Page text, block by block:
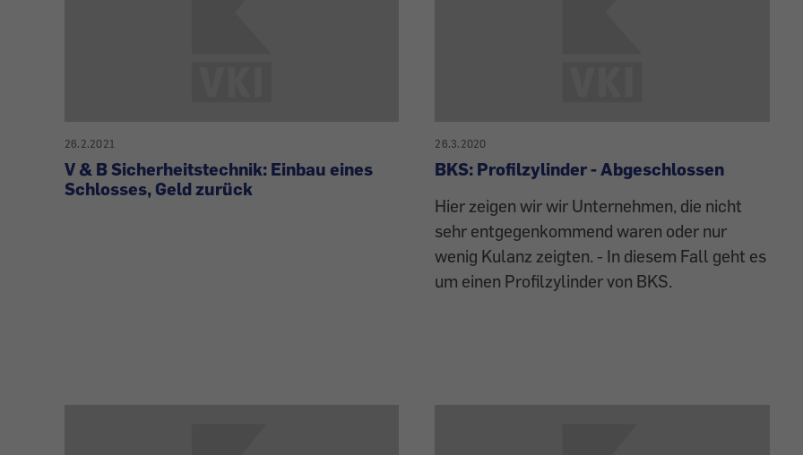
26.2.2021
V & B Sicherheitstechnik: Einbau eines
Schlosses, Geld zurück
26.3.2020
BKS: Profilzylinder - Abgeschlossen
Hier zeigen wir wir Unternehmen, die nicht
sehr entgegenkommend waren oder nur
wenig Kulanz zeigten. - In diesem Fall geht es
um einen Profilzylinder von BKS.